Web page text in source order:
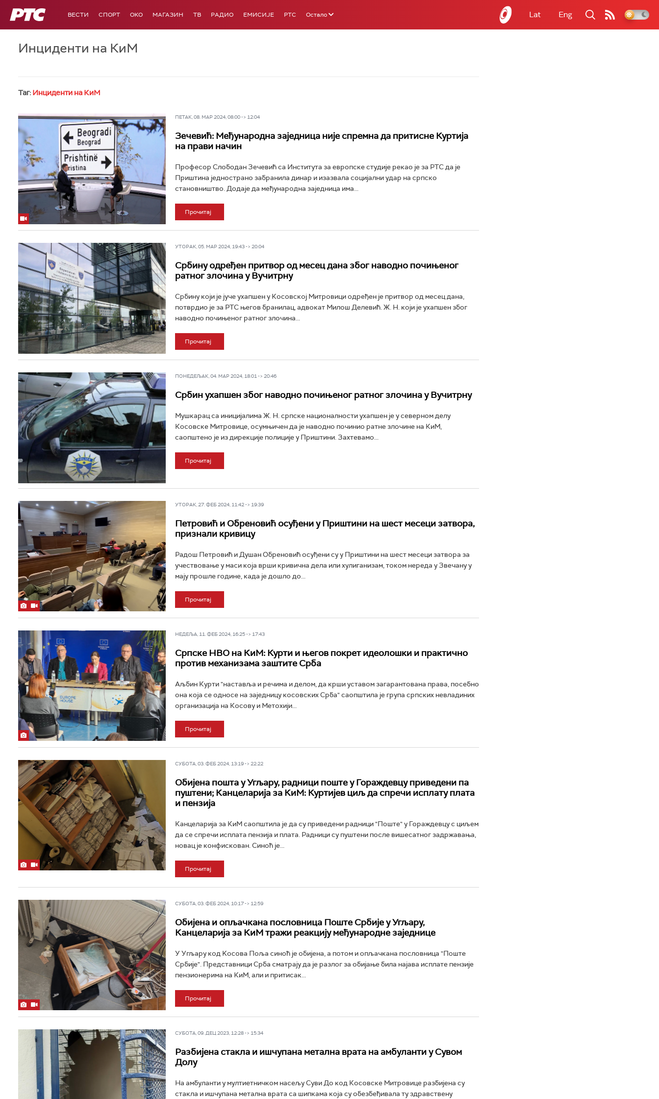
РТС ВЕСТИ СПОРТ OKO МАГАЗИН ТВ РАДИО ЕМИСИЈЕ РТС Остало Lat Eng
Инциденти на КиМ
Таг: Инциденти на КиМ
ПЕТАК, 08. МАР 2024, 08:00 -> 12:04
Зечевић: Међународна заједница није спремна да притисне Куртија
на прави начин
Професор Слободан Зечевић са Института за европске студије рекао је за РТС да је
Приштина једнострано забранила динар и изазвала социјални удар на српско
становништво. Додаје да међународна заједница има...
Прочитај
УТОРАК, 05. МАР 2024, 19:43 -> 20:04
Србину одређен притвор од месец дана због наводно почињеног
ратног злочина у Вучитрну
Србину који је јуче ухапшен у Косовској Митровици одређен је притвор од месец дана,
потврдио је за РТС његов бранилац, адвокат Милош Делевић. Ж. Н. који је ухапшен због
наводно почињеног ратног злочина...
Прочитај
ПОНЕДЕЉАК, 04. МАР 2024, 18:01 -> 20:46
Србин ухапшен због наводно почињеног ратног злочина у Вучитрну
Мушкарац са иницијалима Ж. Н. српске националности ухапшен је у северном делу
Косовске Митровице, осумњичен да је наводно починио ратне злочине на КиМ,
саопштено је из дирекције полиције у Приштини. Захтевамо...
Прочитај
УТОРАК, 27. ФЕБ 2024, 11:42 -> 19:39
Петровић и Обреновић осуђени у Приштини на шест месеци затвора,
признали кривицу
Радош Петровић и Душан Обреновић осуђени су у Приштини на шест месеци затвора за
учествовање у маси која врши кривична дела или хулиганизам, током нереда у Звечану у
мају прошле године, када је дошло до...
Прочитај
НЕДЕЉА, 11. ФЕБ 2024, 16:25 -> 17:43
Српске НВО на КиМ: Курти и његов покрет идеолошки и практично
против механизама заштите Срба
Аљбин Курти "наставља и речима и делом, да крши уставом загарантована права, посебно
она која се односе на заједницу косовских Срба" саопштила је група српских невладиних
организација на Косову и Метохији...
Прочитај
СУБОТА, 03. ФЕБ 2024, 13:19 -> 22:22
Обијена пошта у Угљару, радници поште у Гораждевцу приведени па
пуштени; Канцеларија за КиМ: Куртијев циљ да спречи исплату плата
и пензија
Канцеларија за КиМ саопштила је да су приведени радници "Поште" у Гораждевцу с циљем
да се спречи исплата пензија и плата. Радници су пуштени после вишесатног задржавања,
новац је конфискован. Синоћ је...
Прочитај
СУБОТА, 03. ФЕБ 2024, 10:17 -> 12:59
Обијена и опљачкана пословница Поште Србије у Угљару,
Канцеларија за КиМ тражи реакцију међународне заједнице
У Угљару код Kосова Поља синоћ је обијена, а потом и опљачкана пословница "Поште
Србије". Представници Срба сматрају да је разлог за обијање била најава исплате пензије
пензионерима на КиМ, али и притисак...
Прочитај
СУБОТА, 09. ДЕЦ 2023, 12:28 -> 15:34
Разбијена стакла и ишчупана метална врата на амбуланти у Сувом
Долу
На амбуланти у мултиетничком насељу Суви До код Косовске Митровице разбијена су
стакла и ишчупана метална врата са шипкама која су обезбеђивала ту здравствену